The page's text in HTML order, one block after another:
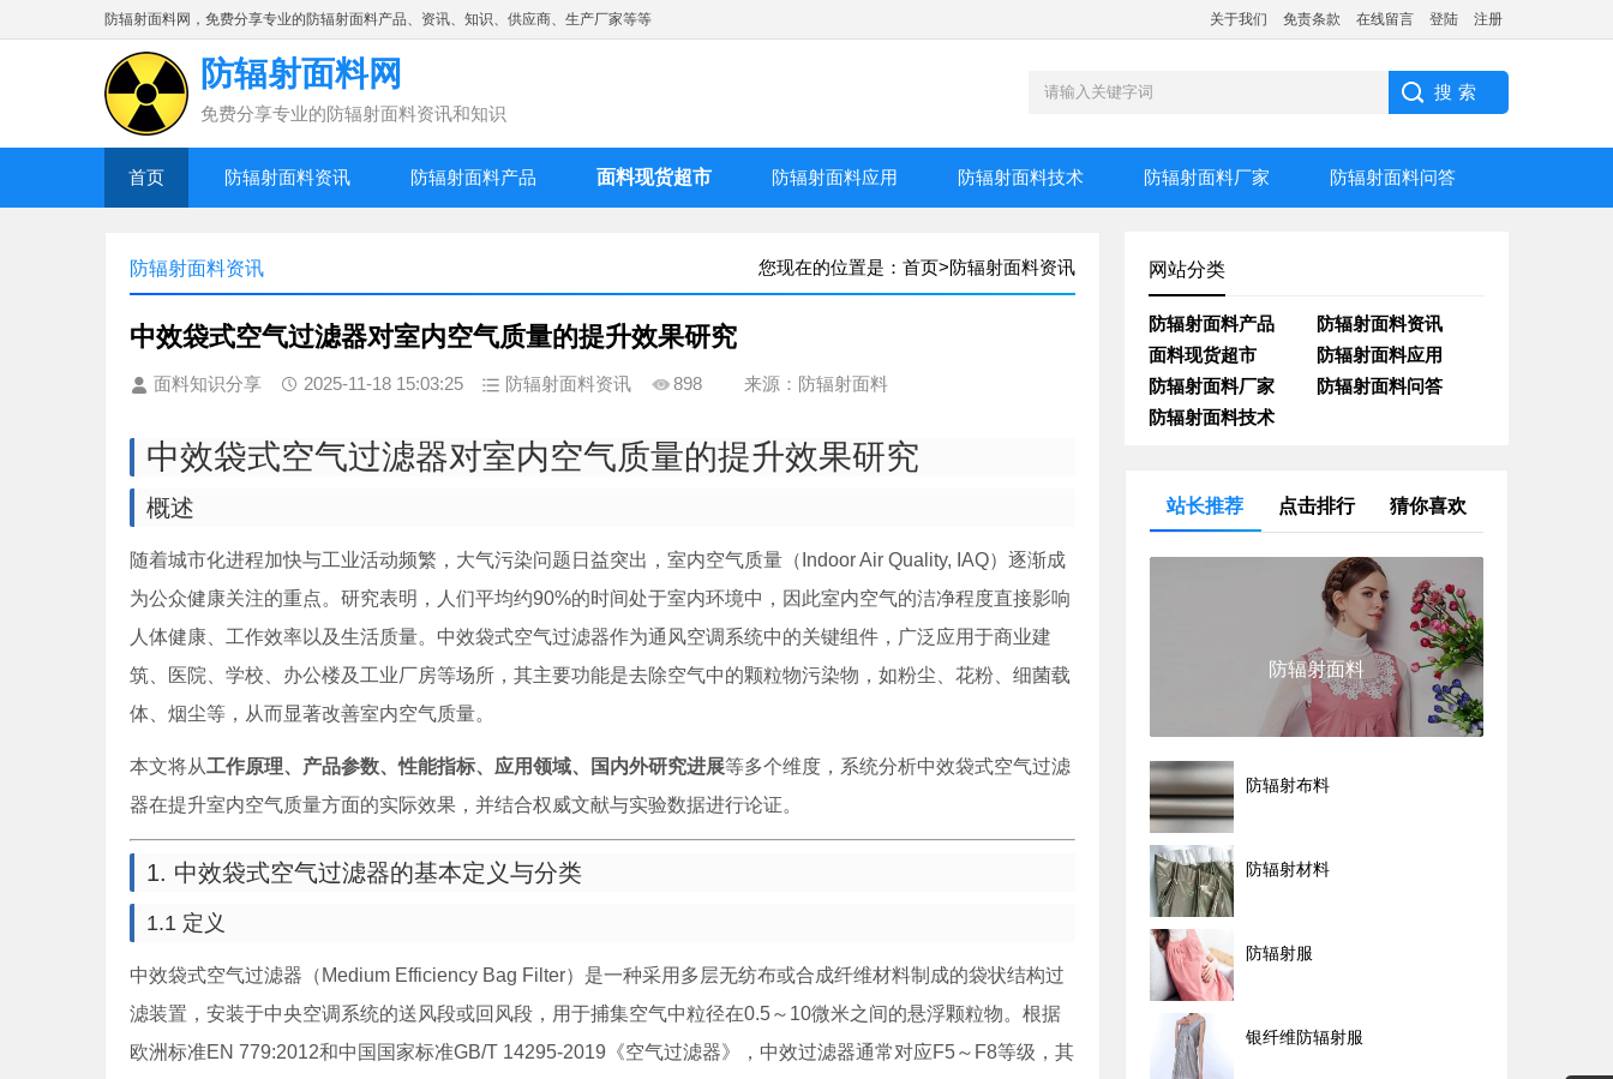
防辐射面料网，免费分享专业的防辐射面料产品、资讯、知识、供应商、生产厂家等等 关于我们 免责条款 在线留言 登陆 注册
防辐射面料网
免费分享专业的防辐射面料资讯和知识
首页 防辐射面料资讯 防辐射面料产品 面料现货超市 防辐射面料应用 防辐射面料技术 防辐射面料厂家 防辐射面料问答
您现在的位置是： 首页>防辐射面料资讯
防辐射面料资讯
中效袋式空气过滤器对室内空气质量的提升效果研究
面料知识分享 2025-11-18 15:03:25 防辐射面料资讯 898 来源：防辐射面料
中效袋式空气过滤器对室内空气质量的提升效果研究
概述
随着城市化进程加快与工业活动频繁，大气污染问题日益突出，室内空气质量（Indoor Air Quality, IAQ）逐渐成
为公众健康关注的重点。研究表明，人们平均约90%的时间处于室内环境中，因此室内空气的洁净程度直接影响
人体健康、工作效率以及生活质量。中效袋式空气过滤器作为通风空调系统中的关键组件，广泛应用于商业建
筑、医院、学校、办公楼及工业厂房等场所，其主要功能是去除空气中的颗粒物污染物，如粉尘、花粉、细菌载
体、烟尘等，从而显著改善室内空气质量。
本文将从工作原理、产品参数、性能指标、应用领域、国内外研究进展等多个维度，系统分析中效袋式空气过滤
器在提升室内空气质量方面的实际效果，并结合权威文献与实验数据进行论证。
1. 中效袋式空气过滤器的基本定义与分类
1.1 定义
中效袋式空气过滤器（Medium Efficiency Bag Filter）是一种采用多层无纺布或合成纤维材料制成的袋状结构过
滤装置，安装于中央空调系统的送风段或回风段，用于捕集空气中粒径在0.5～10微米之间的悬浮颗粒物。根据
欧洲标准EN 779:2012和中国国家标准GB/T 14295-2019《空气过滤器》，中效过滤器通常对应F5～F8等级，其
网站分类
防辐射面料产品
防辐射面料资讯
面料现货超市
防辐射面料应用
防辐射面料厂家
防辐射面料问答
防辐射面料技术
站长推荐 点击排行 猜你喜欢
防辐射面料
防辐射布料
防辐射材料
防辐射服
银纤维防辐射服